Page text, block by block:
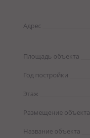
Адрес
Площадь объекта
Год постройки
Этаж
Размещение объекта
Название объекта